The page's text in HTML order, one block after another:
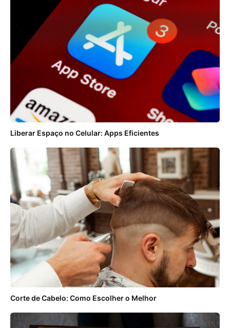
Liberar Espaço no Celular: Apps Eficientes
Corte de Cabelo: Como Escolher o Melhor